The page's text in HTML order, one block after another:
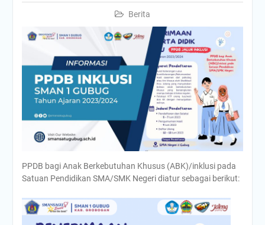
Berita
PPDB bagi Anak Berkebutuhan Khusus (ABK)/inklusi pada
Satuan Pendidikan SMA/SMK Negeri diatur sebagai berikut: